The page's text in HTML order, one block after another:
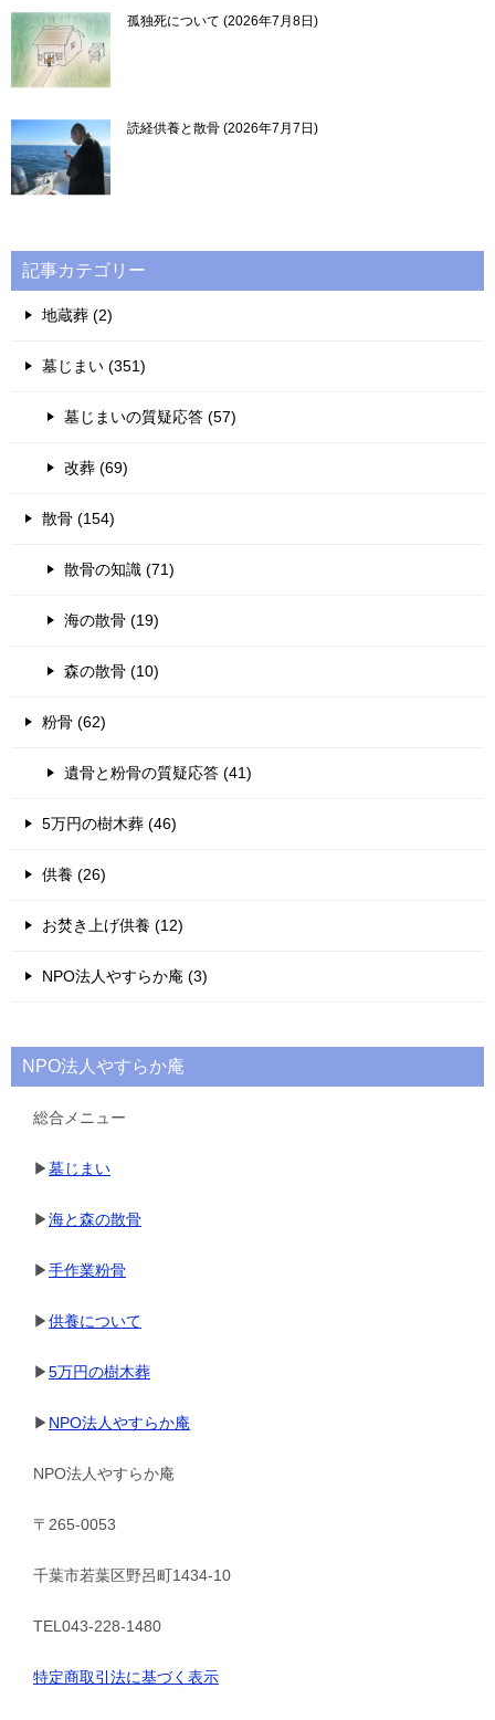
孤独死について 2026年7月8日
読経供養と散骨 2026年7月7日
記事カテゴリー
地蔵葬 (2)
墓じまい (351)
墓じまいの質疑応答 (57)
改葬 (69)
散骨 (154)
散骨の知識 (71)
海の散骨 (19)
森の散骨 (10)
粉骨 (62)
遺骨と粉骨の質疑応答 (41)
5万円の樹木葬 (46)
供養 (26)
お焚き上げ供養 (12)
NPO法人やすらか庵 (3)
NPO法人やすらか庵
総合メニュー
▶墓じまい
▶海と森の散骨
▶手作業粉骨
▶供養について
▶5万円の樹木葬
▶ NPO法人やすらか庵
NPO法人やすらか庵
〒265-0053
千葉市若葉区野呂町1434-10
TEL043-228-1480
特定商取引法に基づく表示